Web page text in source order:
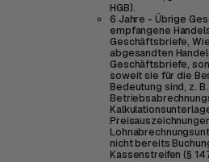
HGB).
6 Jahre - Übrige
empfangene
Geschäftsbriefe,
abgesandten
Geschäftsbriefe,
soweit sie für die
Bedeutung sind, z.
nicht bereits
Kassenstreifen (§